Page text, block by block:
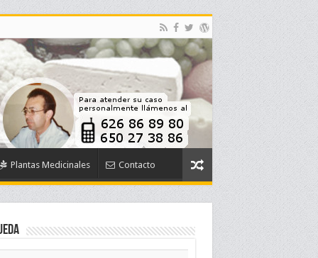
Plantas Medicinales Contacto